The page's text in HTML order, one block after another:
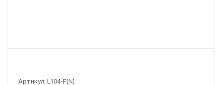
Артикул: L104-F(N)